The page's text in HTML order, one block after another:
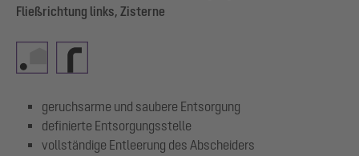
Fließrichtung links, Zisterne
geruchsarme und saubere Entsorgung
definierte Entsorgungsstelle
vollständige Entleerung des Abscheiders